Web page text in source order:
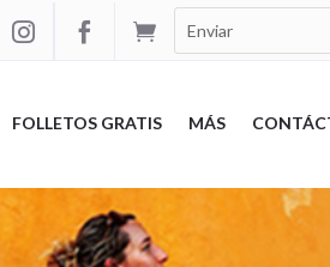



FOLLETOS GRATIS MÁS